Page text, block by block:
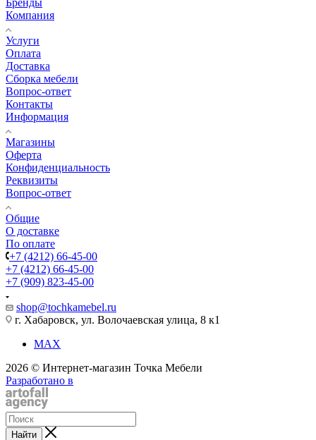
Компания
Услуги
Оплата
Доставка
Сборка мебели
Вопрос-ответ
Контакты
Информация
Магазины
Оферта
Конфиденциальность
Реквизиты
Вопрос-ответ
Общие
О доставке
По оплате
+7 (4212) 66-45-00
+7 (4212) 66-45-00
+7 (909) 823-45-00
shop@tochkamebel.ru
г. Хабаровск, ул. Волочаевская улица, 8 к1
MAX
2026 © Интернет-магазин Точка Мебели
Разработано в
Найти